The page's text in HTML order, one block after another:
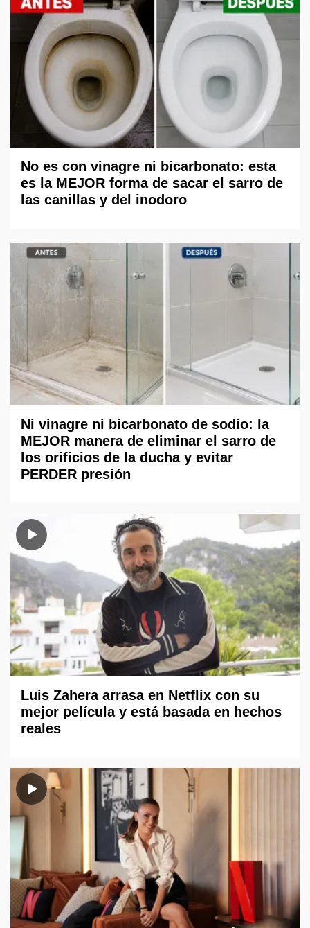
No es con vinagre ni bicarbonato: esta
es la MEJOR forma de sacar el sarro de
las canillas y del inodoro
Ni vinagre ni bicarbonato de sodio: la
MEJOR manera de eliminar el sarro de
los orificios de la ducha y evitar
PERDER presión
Luis Zahera arrasa en Netflix con su
mejor película y está basada en hechos
reales